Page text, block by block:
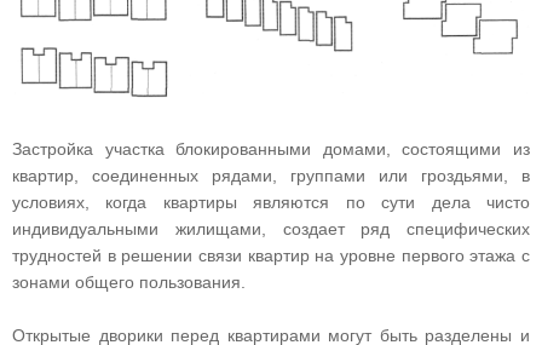
Застройка участка блокированными домами, состоящими из
квартир, соединенных рядами, группами или гроздьями, в
условиях, когда квартиры являются по сути дела чисто
индивидуальными жилищами, создает ряд специфических
трудностей в решении связи квартир на уровне первого этажа с
зонами общего пользования.
Открытые дворики перед квартирами могут быть разделены и